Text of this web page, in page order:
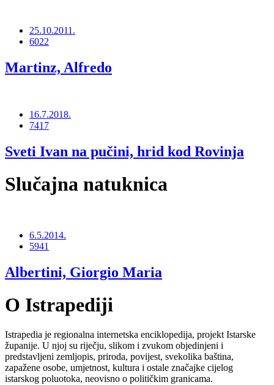
25.10.2011.
6022
Martinz, Alfredo
16.7.2018.
7417
Sveti Ivan na pučini, hrid kod Rovinja
Slučajna natuknica
6.5.2014.
5941
Albertini, Giorgio Maria
O Istrapediji
Istrapedia je regionalna internetska enciklopedija, projekt Istarske
županije. U njoj su riječju, slikom i zvukom objedinjeni i
predstavljeni zemljopis, priroda, povijest, svekolika baština,
zapažene osobe, umjetnost, kultura i ostale značajke cijelog
istarskog poluotoka, neovisno o političkim granicama.